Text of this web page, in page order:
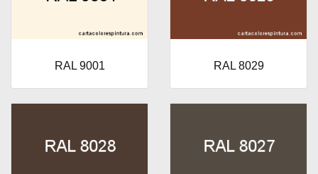
RAL 9001 RAL 8029